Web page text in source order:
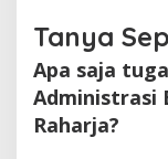
Tanya
Apa saja
Administrasi
Raharja?